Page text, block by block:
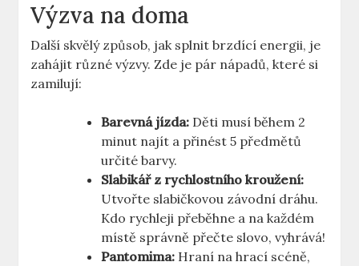
Výzva na doma
Další skvělý způsob, jak splnit brzdící energii, je
zahájit různé výzvy. Zde je pár nápadů, které si
zamilují:
Barevná jízda: Děti musí během 2
minut najít a přinést 5 předmětů
určité barvy.
Slabikář z rychlostního kroužení:
Utvořte slabičkovou závodní dráhu.
Kdo rychleji přeběhne a na každém
místě správně přečte slovo, vyhrává!
Pantomima: Hraní na hrací scéně,